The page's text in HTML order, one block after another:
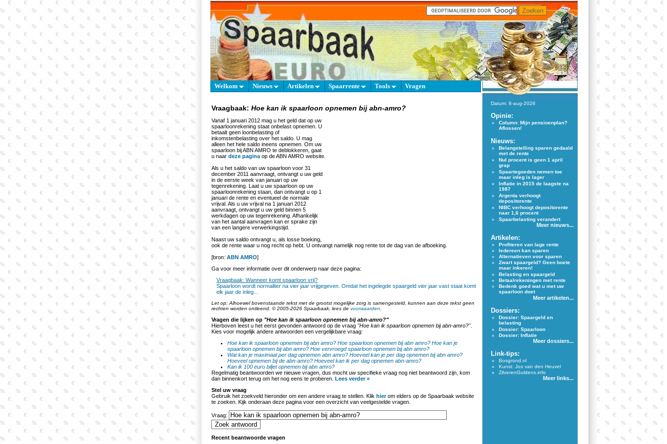
Welkom Nieuws Artikelen Spaarrente Tools Vragen
Vraagbaak: Hoe kan ik spaarloon opnemen bij abn-amro?
Vanaf 1 januari 2012 mag u het geld dat op uw
spaarloonrekening staat onbelast opnemen. U
betaalt geen loonbelasting of
inkomstenbelasting over het saldo. U mag
alleen het hele saldo ineens opnemen. Om uw
spaarloon bij ABN AMRO te deblokkeren, gaat
u naar deze pagina op de ABN AMRO website.
Als u het saldo van uw spaarloon voor 31
december 2011 aanvraagt, ontvangt u uw geld
in de eerste week van januari op uw
tegenrekening. Laat u uw spaarloon op uw
spaarloonrekening staan, dan ontvangt u op 1
januari de rente en eventueel de normale
vrijval. Als u uw vrijval na 1 januari 2012
aanvraagt, ontvangt u uw geld binnen 5
werkdagen op uw tegenrekening. Afhankelijk
van het aantal aanvragen kan er sprake zijn
van een langere verwerkingstijd.
Naast uw saldo ontvangt u, als losse boeking,
ook de rente waar u nog recht op hebt. U ontvangt namelijk nog rente tot de dag van de afboeking.
[bron: ABN AMRO]
Ga voor meer informatie over dit onderwerp naar deze pagina:
Vraagbaak: Wanneer komt spaarloon vrij?
Spaarloon wordt normaliter na vier jaar vrijgegeven. Omdat het ingelegde spaargeld vier jaar vast staat komt
elk jaar de inleg...
Let op: Alhoewel bovenstaande tekst met de grootst mogelijke zorg is samengesteld, kunnen aan deze tekst geen
rechten worden ontleend. © 2005-2026 Spaarbaak, lees de voorwaarden
Vragen die lijken op "Hoe kan ik spaarloon opnemen bij abn-amro?"
Hierboven leest u het eerst gevonden antwoord op de vraag "Hoe kan ik spaarloon opnemen bij abn-amro?".
Kies voor mogelijk andere antwoorden een vergelijkbare vraag:
Hoe kan ik spaarloon opnemen bij abn amro? Hoe spaarloon opnemen bij abn amro? Hoe kan je
spaarloon opnemen bij abn amro? Hoe vervroegd spaarloon opnemen bij abn amro?
Wat kan je maximaal per dag opnemen abn amro? Hoeveel kan je per dag opnemen bij abn amro?
Hoeveel opnemen bij de abn-amro? Hoeveel kan ik per dag opnemen abn-amro?
Kan ik 100 euro biljet opnemen bij abn amro?
Regelmatig beantwoorden we nieuwe vragen, dus mocht uw specifieke vraag nog niet beantwoord zijn, kom
dan binnenkort terug om het nog eens te proberen. Lees verder »
Stel uw vraag
Gebruik het zoekveld hieronder om een andere vraag te stellen. Klik hierom elders op de Spaarbaak website
te zoeken. Kijk onderaan deze pagina voor een overzicht van veelgestelde vragen.
Vraag:
Recent beantwoorde vragen
Datum: 8-aug-2026
Opinie:
Column: Mijn pensioenplan?
Aflossen!
Nieuws:
Belangstelling sparen gedaald
met de rente
Nul procent is geen 1 april
grap
Spaartegoeden nemen toe
maar inleg is lager
Inflatie in 2015 de laagste na
1987
Argenta verhoogt
depositorente
NIBC verhoogt depositorente
naar 1,6 procent
Spaarbelasting verandert
Meer nieuws...
Artikelen:
Profiteren van lage rente
Iedereen kan sparen
Alternatieven voor sparen
Zwart spaargeld? Geen boete
maar inkeren!
Belasting en spaargeld
Betaalrekeningen met rente
Bedenk goed wat u met uw
spaarloon doet
Meer artikelen...
Dossiers:
Dossier: Spaargeld en
belasting
Dossier: Spaarloon
Dossier: Inflatie
Meer dossiers...
Link-tips:
Bosgrond.nl
Kunst: Jos van den Heuvel
ZilverenGuldens.info
Meer links...